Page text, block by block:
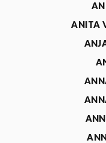
ANITA